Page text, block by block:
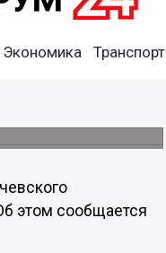
Экономика Транспорт
этом сообщается